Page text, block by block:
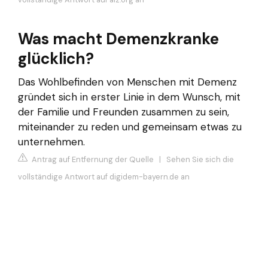
Was macht Demenzkranke
glücklich?
Das Wohlbefinden von Menschen mit Demenz
gründet sich in erster Linie in dem Wunsch, mit
der Familie und Freunden zusammen zu sein,
miteinander zu reden und gemeinsam etwas zu
unternehmen.
Antrag auf Entfernung der Quelle | Sehen Sie sich die
vollständige Antwort auf digidem-bayern.de an